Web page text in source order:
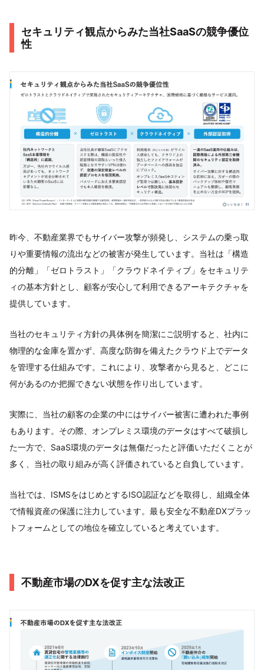
セキュリティ観点からみた当社SaaSの競争優位
性
昨今、不動産業界でもサイバー攻撃が頻発し、システムの乗っ取
りや重要情報の流出などの被害が発生しています。当社は「構造
的分離」「ゼロトラスト」「クラウドネイティブ」をセキュリテ
ィの基本方針とし、顧客が安心して利用できるアーキテクチャを
提供しています。
当社のセキュリティ方針の具体例を簡潔にご説明すると、社内に
物理的な金庫を置かず、高度な防御を備えたクラウド上でデータ
を管理する仕組みです。これにより、攻撃者から見ると、どこに
何があるのか把握できない状態を作り出しています。
実際に、当社の顧客の企業の中にはサイバー被害に遭われた事例
もあります。その際、オンプレミス環境のデータはすべて破損し
た一方で、SaaS環境のデータは無傷だったと評価いただくことが
多く、当社の取り組みが高く評価されていると自負しています。
当社では、ISMSをはじめとするISO認証などを取得し、組織全体
で情報資産の保護に注力しています。最も安全な不動産DXプラッ
トフォームとしての地位を確立していると考えています。
不動産市場のDXを促す主な法改正